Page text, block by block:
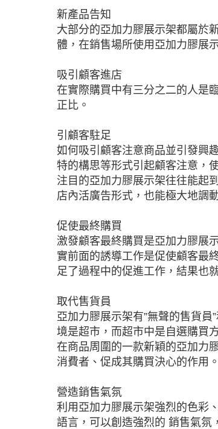
新產品告知
大部分的亞加力膠展示架都屬於
體，在銷售場所使用亞加力膠展
吸引顧客進店
在實際購買中有三分之二的人是
正比。
引顧客駐足
如何吸引顧客注意商品並引發興
特的構思等形式引起顧客注意，
注目的亞加力膠展示架往往能起
店內活廣告形式，也能極大地調
促使最終購買
激發顧客最終購買是亞加力膠展
實前面的誘導工作是促使顧客最
足了過程中的促進工作，結果也
取代售貨員
亞加力膠展示架有”無聲的售貨員
境是超市，而超市中是自選購買
在商品周圍的一款新穎的亞加力
消費者、促成其購買決心的作用。
營造銷售氣氛
利用亞加力膠展示架強烈的色彩
語言，可以創造強烈的 銷售氣氛